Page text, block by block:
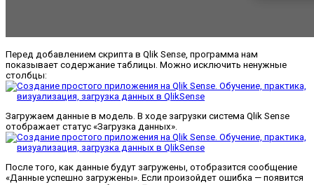
Перед добавлением скрипта в Qlik Sense, программа нам
показывает содержание таблицы. Можно исключить ненужные
столбцы:
Загружаем данные в модель. В ходе загрузки система Qlik Sense
отображает статус «Загрузка данных».
После того, как данные будут загружены, отобразится сообщение
«Данные успешно загружены». Если произойдет ошибка — появится